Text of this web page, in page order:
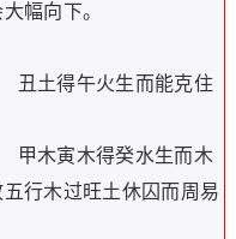
幅向下。
丑土得午火生而能克住
甲木寅木得癸水生而木
行木过旺土休囚而周易